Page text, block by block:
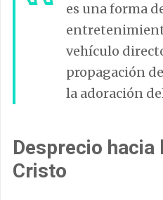
es una forma
vehículo
propagación
la adoración
Desprecio hacia
Cristo